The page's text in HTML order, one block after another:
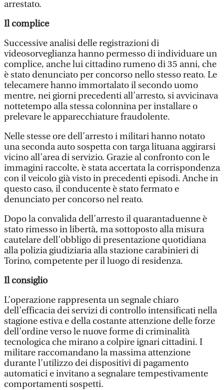
arrestato.
Il complice
Successive analisi delle registrazioni di
videosorveglianza hanno permesso di individuare un
complice, anche lui cittadino rumeno di 35 anni, che
è stato denunciato per concorso nello stesso reato. Le
telecamere hanno immortalato il secondo uomo
mentre, nei giorni precedenti all’arresto, si avvicinava
nottetempo alla stessa colonnina per installare o
prelevare le apparecchiature fraudolente.
Nelle stesse ore dell’arresto i militari hanno notato
una seconda auto sospetta con targa lituana aggirarsi
vicino all’area di servizio. Grazie al confronto con le
immagini raccolte, è stata accertata la corrispondenza
con il veicolo già visto in precedenti episodi. Anche in
questo caso, il conducente è stato fermato e
denunciato per concorso nel reato.
Dopo la convalida dell’arresto il quarantaduenne è
stato rimesso in libertà, ma sottoposto alla misura
cautelare dell’obbligo di presentazione quotidiana
alla polizia giudiziaria alla stazione carabinieri di
Torino, competente per il luogo di residenza.
Il consiglio
L’operazione rappresenta un segnale chiaro
dell’efficacia dei servizi di controllo intensificati nella
stagione estiva e della costante attenzione delle forze
dell’ordine verso le nuove forme di criminalità
tecnologica che mirano a colpire ignari cittadini. I
militare raccomandano la massima attenzione
durante l’utilizzo dei dispositivi di pagamento
automatici e invitano a segnalare tempestivamente
comportamenti sospetti.